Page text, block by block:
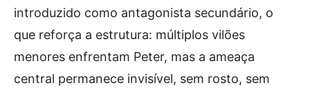
introduzido como antagonista secundário, o
que reforça a estrutura: múltiplos vilões
menores enfrentam Peter, mas a ameaça
central permanece invisível, sem rosto, sem